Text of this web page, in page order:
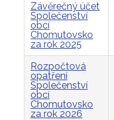
Závěrečný účet
Společenství
obcí
Chomutovsko
za rok 2025
Rozpočtová
opatření
Společenství
obcí
Chomutovsko
za rok 2026